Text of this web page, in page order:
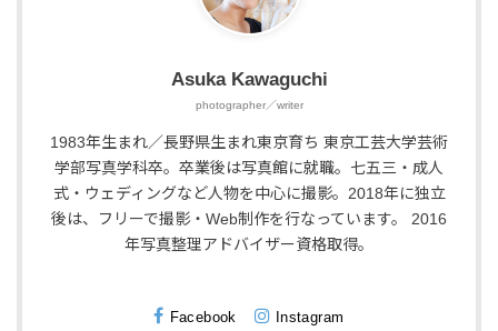
Asuka Kawaguchi
photographer／writer
1983年生まれ／長野県生まれ東京育ち 東京工芸大学芸術
学部写真学科卒。卒業後は写真館に就職。七五三・成人
式・ウェディングなど人物を中心に撮影。2018年に独立
後は、フリーで撮影・Web制作を行なっています。 2016
年写真整理アドバイザー資格取得。
Facebook Instagram